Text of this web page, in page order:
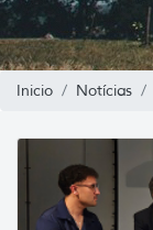
Inicio Notícias